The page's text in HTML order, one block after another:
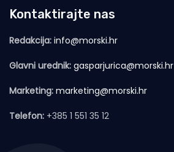
Kontaktirajte nas
Redakcija: info@morski.hr
Glavni urednik: gasparjurica@morski.hr
Marketing: marketing@morski.hr
Telefon: +385 1 551 35 12